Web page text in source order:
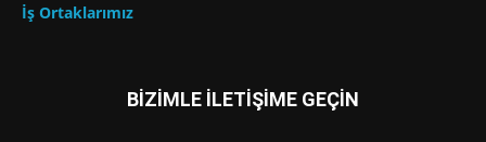
İş Ortaklarımız
BİZİMLE İLETİŞİME GEÇİN